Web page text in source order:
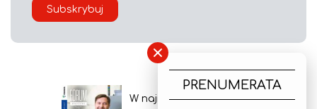
Subskrybuj
W najnowszym wydaniu
×
PRENUMERATA